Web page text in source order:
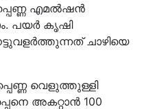
എമൽഷൻ
പയർ കൃഷി
ചാഴിയെ
വെളുത്തുള്ളി
അകറ്റാൻ 100